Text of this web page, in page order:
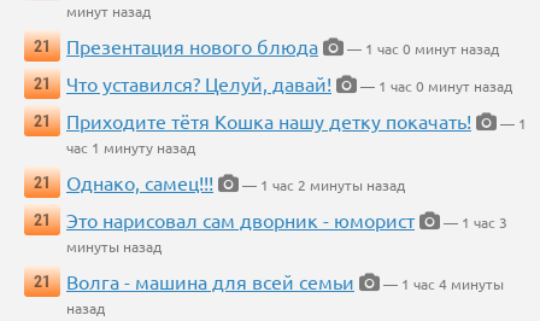
минут назад
21
Презентация нового блюда
— 1 час 0 минут назад
21
Что уставился? Целуй, давай!
— 1 час 0 минут назад
21
Приходите тётя Кошка нашу детку покачать!
— 1
час 1 минуту назад
21
Однако, самец!!!
— 1 час 2 минуты назад
21
Это нарисовал сам дворник - юморист
— 1 час 3
минуты назад
21
Волга - машина для всей семьи
— 1 час 4 минуты
назад